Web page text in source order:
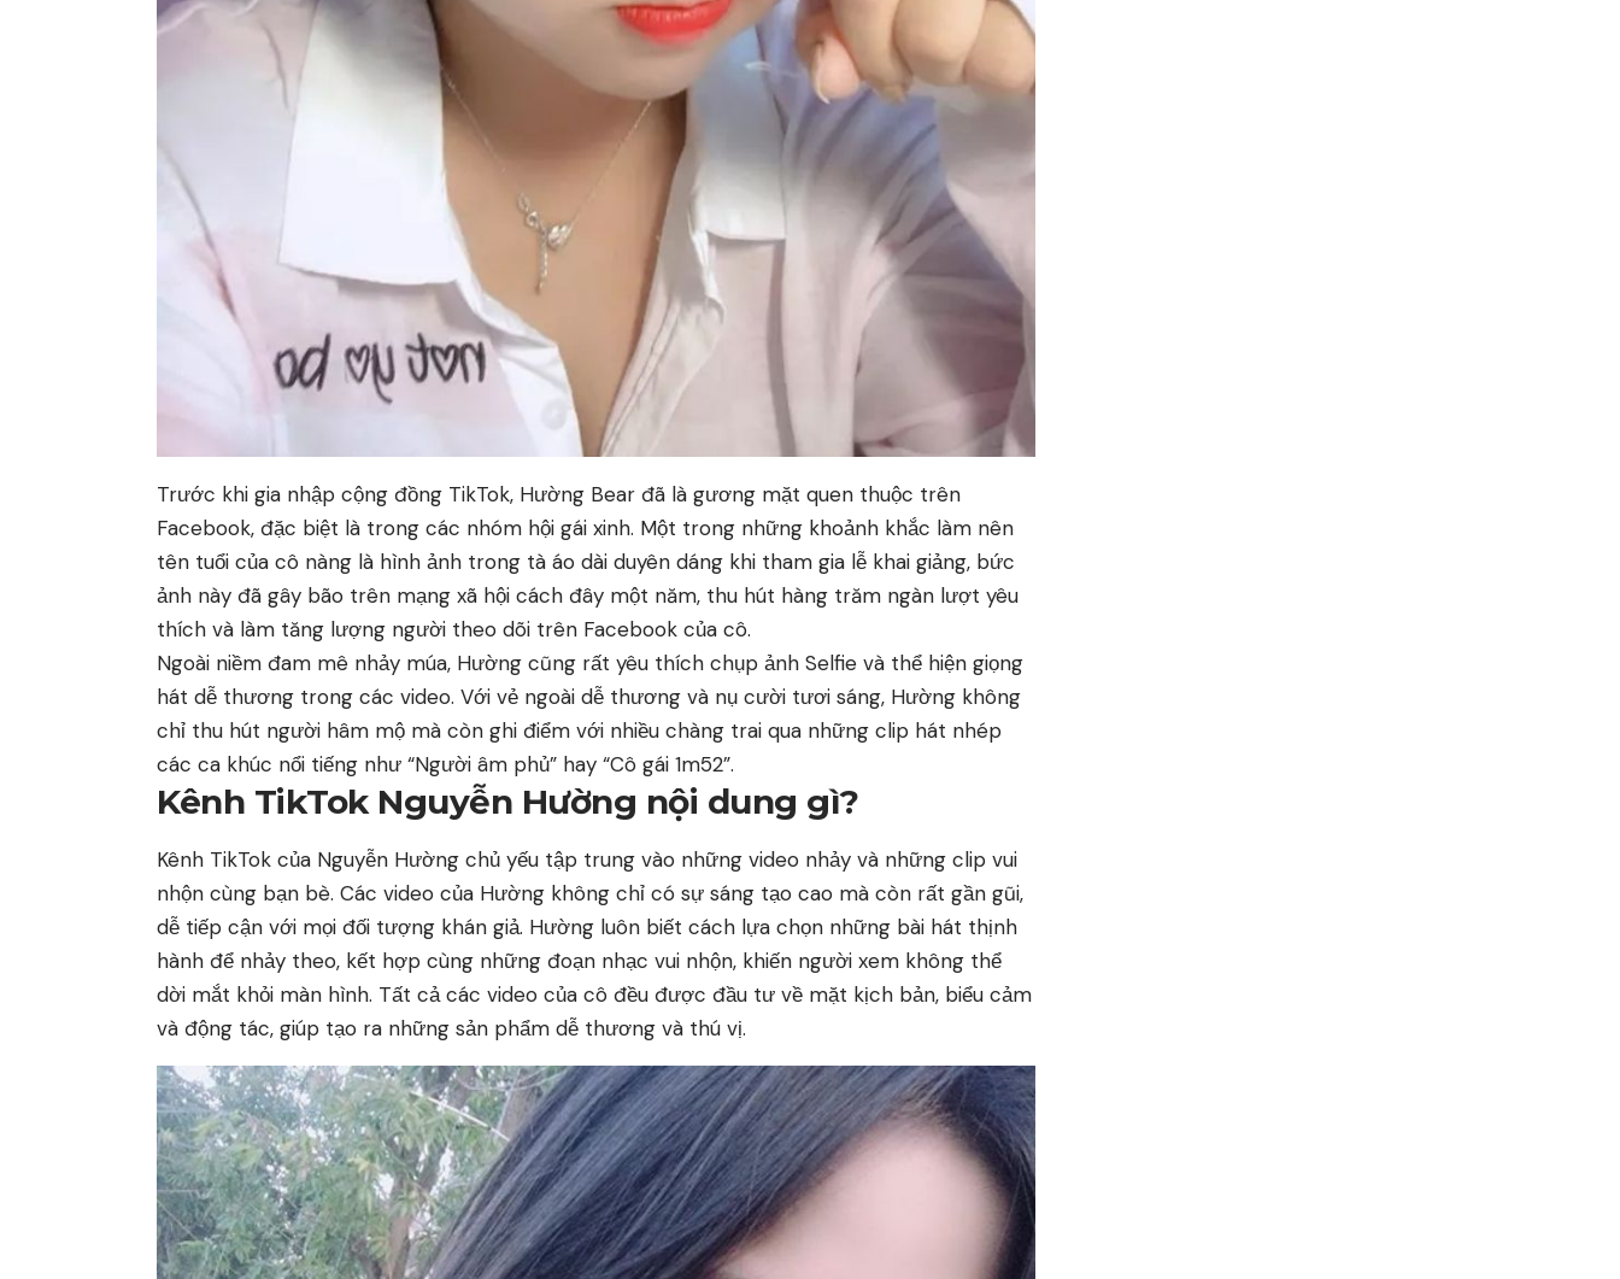
Trước khi gia nhập cộng đồng TikTok, Hường Bear đã là gương mặt quen thuộc trên
Facebook, đặc biệt là trong các nhóm hội gái xinh. Một trong những khoảnh khắc làm nên
tên tuổi của cô nàng là hình ảnh trong tà áo dài duyên dáng khi tham gia lễ khai giảng, bức
ảnh này đã gây bão trên mạng xã hội cách đây một năm, thu hút hàng trăm ngàn lượt yêu
thích và làm tăng lượng người theo dõi trên Facebook của cô.
Ngoài niềm đam mê nhảy múa, Hường cũng rất yêu thích chụp ảnh Selfie và thể hiện giọng
hát dễ thương trong các video. Với vẻ ngoài dễ thương và nụ cười tươi sáng, Hường không
chỉ thu hút người hâm mộ mà còn ghi điểm với nhiều chàng trai qua những clip hát nhép
các ca khúc nổi tiếng như “Người âm phủ” hay “Cô gái 1m52”.
Kênh TikTok Nguyễn Hường nội dung gì?
Kênh TikTok của Nguyễn Hường chủ yếu tập trung vào những video nhảy và những clip vui
nhộn cùng bạn bè. Các video của Hường không chỉ có sự sáng tạo cao mà còn rất gần gũi,
dễ tiếp cận với mọi đối tượng khán giả. Hường luôn biết cách lựa chọn những bài hát thịnh
hành để nhảy theo, kết hợp cùng những đoạn nhạc vui nhộn, khiến người xem không thể
dời mắt khỏi màn hình. Tất cả các video của cô đều được đầu tư về mặt kịch bản, biểu cảm
và động tác, giúp tạo ra những sản phẩm dễ thương và thú vị.